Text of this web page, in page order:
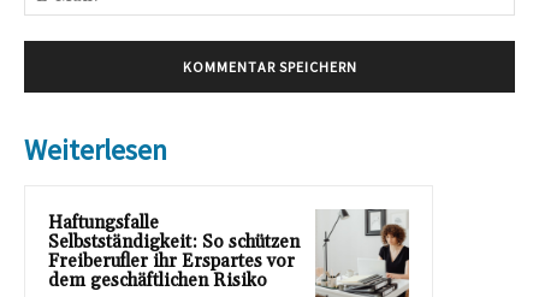
Weiterlesen
Haftungsfalle
Selbstständigkeit: So schützen
Freiberufler ihr Erspartes vor
dem geschäftlichen Risiko